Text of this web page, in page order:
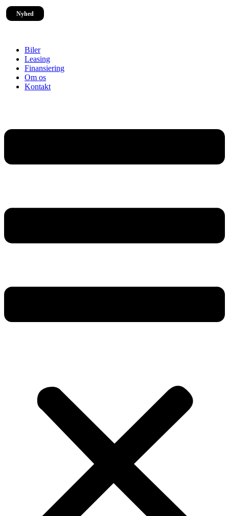
Biler
Leasing
Finansiering
Om os
Kontakt
Nyhed